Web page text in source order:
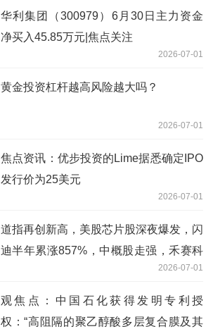
华利集团（300979）6月30日主力资金
净买入45.85万元|焦点关注
2026-07-01
黄金投资杠杆越高风险越大吗？
2026-07-01
焦点资讯：优步投资的Lime据悉确定IPO
发行价为25美元
2026-07-01
道指再创新高，美股芯片股深夜爆发，闪
迪半年累涨857%，中概股走强，禾赛科
2026-07-01
观焦点：中国石化获得发明专利授
权：“高阻隔的聚乙醇酸多层复合膜及其